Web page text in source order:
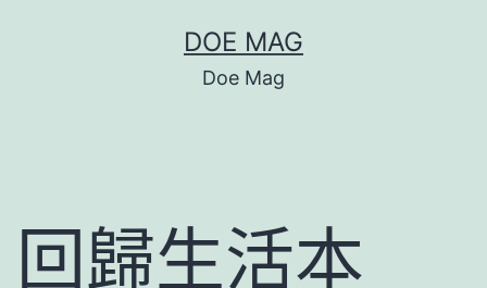
DOE MAG
Doe Mag
回歸生活本